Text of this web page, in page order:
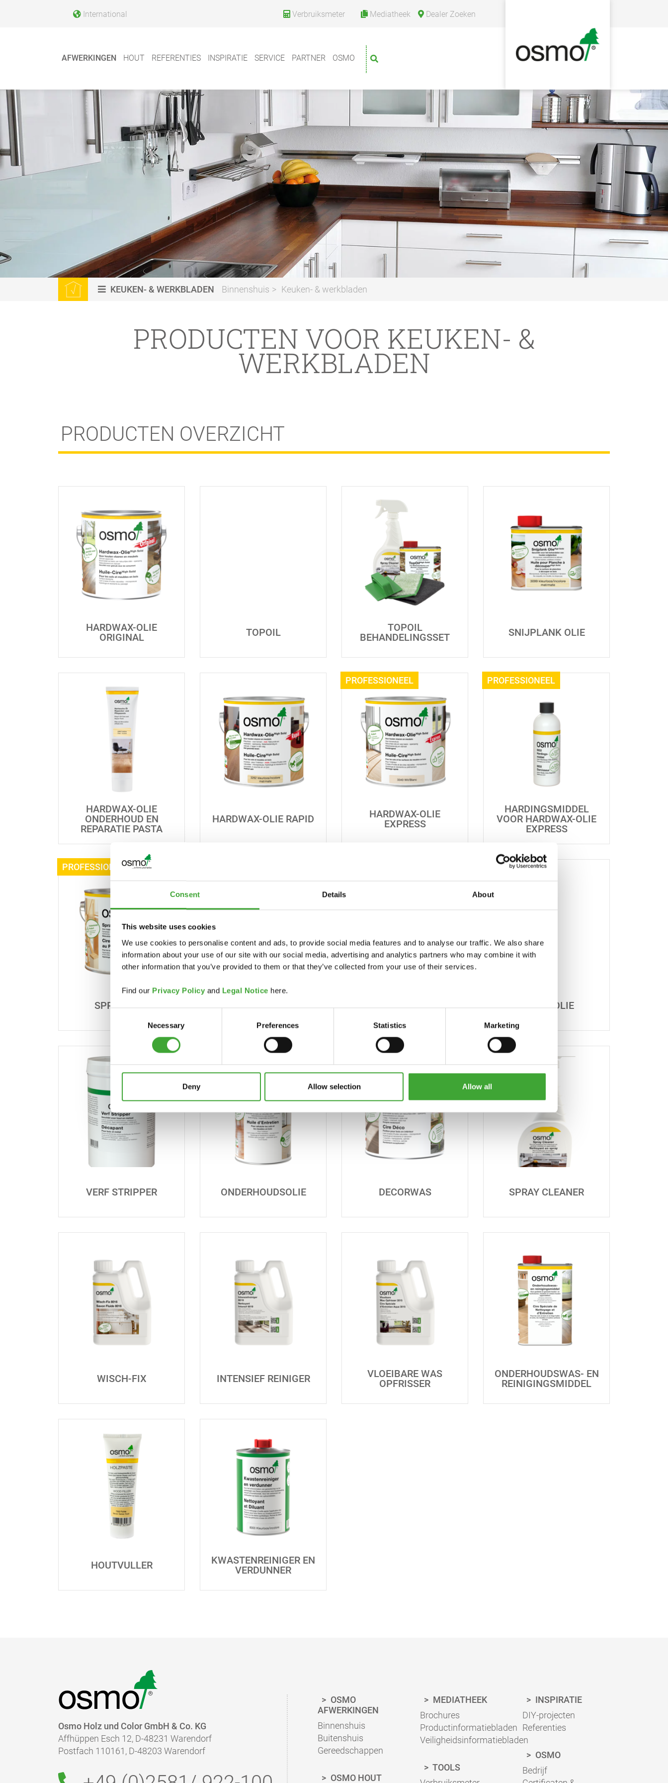
Consent Details About
This website uses cookies
We use cookies to personalise content and ads, to provide social media features and to analyse our traffic. We also share
information about your use of our site with our social media, advertising and analytics partners who may combine it with
other information that you’ve provided to them or that they’ve collected from your use of their services.
Find our Privacy Policy and Legal Notice here.
Necessary Preferences Statistics Marketing
Deny Allow selection Allow all
International Verbruiksmeter Mediatheek Dealer Zoeken
AFWERKINGEN HOUT REFERENTIES INSPIRATIE SERVICE PARTNER OSMO
KEUKEN- & WERKBLADEN Binnenshuis Keuken- & werkbladen
PRODUCTEN VOOR KEUKEN- &
WERKBLADEN
PRODUCTEN OVERZICHT
HARDWAX-OLIE
ORIGINAL
TOPOIL
TOPOIL
BEHANDELINGSSET
SNIJPLANK OLIE
HARDWAX-OLIE
ONDERHOUD EN
REPARATIE PASTA
HARDWAX-OLIE RAPID
HARDWAX-OLIE
EXPRESS
HARDINGSMIDDEL
VOOR HARDWAX-OLIE
EXPRESS
SPRAY WAX OLIE-BEITS
VOOR OLIE-BEITS
BETON OLIE
VERF STRIPPER ONDERHOUDSOLIE DECORWAS SPRAY CLEANER
WISCH-FIX INTENSIEF REINIGER
VLOEIBARE WAS
OPFRISSER
ONDERHOUDSWAS- EN
REINIGINGSMIDDEL
HOUTVULLER
KWASTENREINIGER EN
VERDUNNER
Osmo Holz und Color GmbH & Co. KG
Affhüppen Esch 12, D-48231 Warendorf
Postfach 110161, D-48203 Warendorf
OSMO
AFWERKINGEN
Binnenshuis
Buitenshuis
Gereedschappen
OSMO HOUT
MEDIATHEEK
Brochures
Productinformatiebladen
Veiligheidsinformatiebladen
TOOLS
INSPIRATIE
DIY-projecten
Referenties
OSMO
Bedrijf